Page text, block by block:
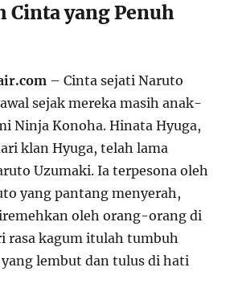
Cinta yang Penuh
– Cinta sejati Naruto
sejak mereka masih anak-
Ninja Konoha. Hinata Hyuga,
klan Hyuga, telah lama
Uzumaki. Ia terpesona oleh
yang pantang menyerah,
oleh orang-orang di
rasa kagum itulah tumbuh
lembut dan tulus di hati